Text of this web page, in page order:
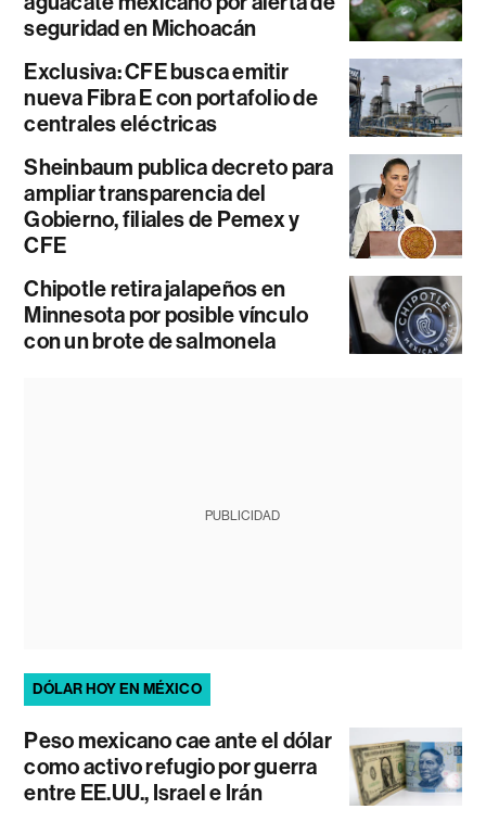
seguridad en Michoacán
Exclusiva: CFE busca emitir
nueva Fibra E con portafolio de
centrales eléctricas
Sheinbaum publica decreto para
ampliar transparencia del
Gobierno, filiales de Pemex y
CFE
Chipotle retira jalapeños en
Minnesota por posible vínculo
con un brote de salmonela
PUBLICIDAD
DÓLAR HOY EN MÉXICO
Peso mexicano cae ante el dólar
como activo refugio por guerra
entre EE.UU., Israel e Irán